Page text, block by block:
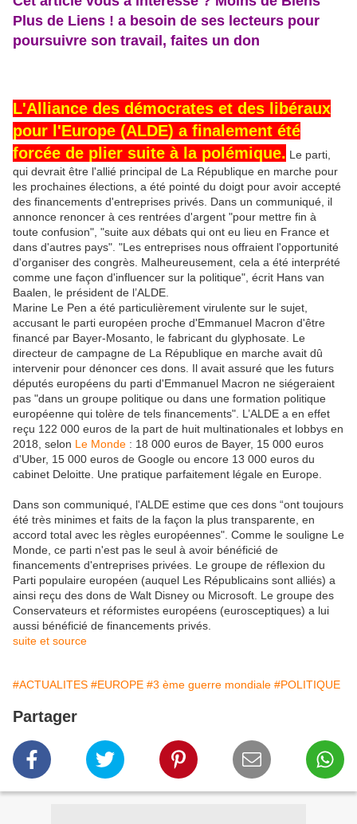
Plus de Liens ! a besoin de ses lecteurs pour
poursuivre son travail, faites un don
L'Alliance des démocrates et des libéraux
pour l'Europe (ALDE) a finalement été
forcée de plier suite à la polémique. Le parti,
qui devrait être l'allié principal de La République en marche pour
les prochaines élections, a été pointé du doigt pour avoir accepté
des financements d'entreprises privés. Dans un communiqué, il
annonce renoncer à ces rentrées d'argent "pour mettre fin à
toute confusion" , "suite aux débats qui ont eu lieu en France et
dans d'autres pays". "Les entreprises nous offraient l'opportunité
d'organiser des congrès. Malheureusement, cela a été interprété
comme une façon d'influencer sur la politique", écrit Hans van
Baalen, le président de l’ALDE.
Marine Le Pen a été particulièrement virulente sur le sujet,
accusant le parti européen proche d'Emmanuel Macron d'être
financé par Bayer-Mosanto, le fabricant du glyphosate. Le
directeur de campagne de La République en marche avait dû
intervenir pour dénoncer ces dons. Il avait assuré que les futurs
députés européens du parti d'Emmanuel Macron ne siégeraient
pas "dans un groupe politique ou dans une formation politique
européenne qui tolère de tels financements". L’ALDE a en effet
reçu 122 000 euros de la part de huit multinationales et lobbys en
2018, selon Le Monde : 18 000 euros de Bayer, 15 000 euros
d'Uber, 15 000 euros de Google ou encore 13 000 euros du
cabinet Deloitte. Une pratique parfaitement légale en Europe.
Dans son communiqué, l'ALDE estime que ces dons “ont toujours
été très minimes et faits de la façon la plus transparente, en
accord total avec les règles européennes". Comme le souligne Le
Monde, ce parti n'est pas le seul à avoir bénéficié de
financements d'entreprises privées. Le groupe de réflexion du
Parti populaire européen (auquel Les Républicains sont alliés) a
ainsi reçu des dons de Walt Disney ou Microsoft. Le groupe des
Conservateurs et réformistes européens (eurosceptiques) a lui
aussi bénéficié de financements privés.
suite et source
#ACTUALITES #EUROPE #3 ème guerre mondiale #POLITIQUE
Partager